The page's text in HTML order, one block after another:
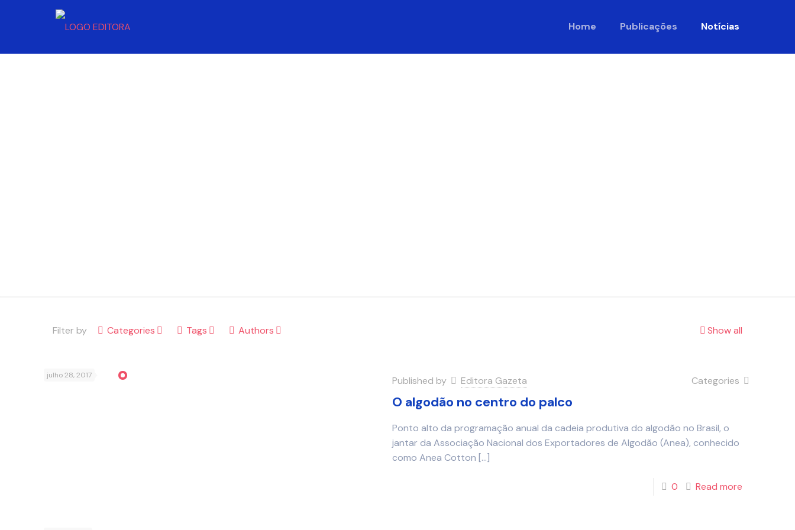
Home Publicações Notícias
Filter by Categories Tags Authors Show all
julho 28, 2017 Published by Editora Gazeta Categories
O algodão no centro do palco
Ponto alto da programação anual da cadeia produtiva do algodão no Brasil, o
jantar da Associação Nacional dos Exportadores de Algodão (Anea), conhecido
como Anea Cotton […]
0 Read more